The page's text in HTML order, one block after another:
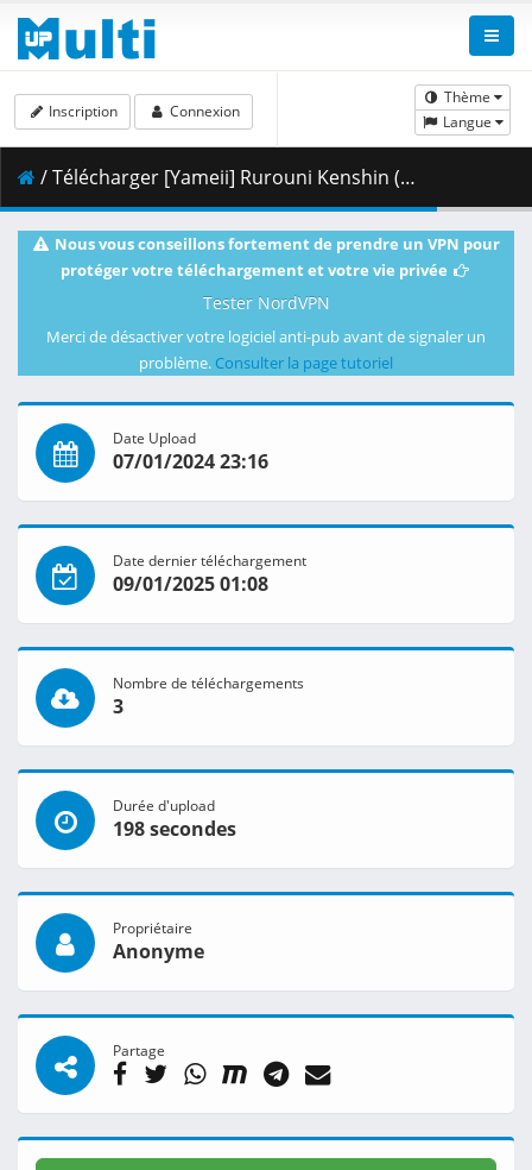
Thème
Langue
Inscription Connexion
/ Télécharger [Yameii] Rurouni Kenshin (2023) - S01E13 [English Dub] [CR WEB-DL 720p] [C261072F].mkv.002 ( 336.82 MB )
Nous vous conseillons fortement de prendre un VPN pour
protéger votre téléchargement et votre vie privée
Tester NordVPN
Merci de désactiver votre logiciel anti-pub avant de signaler un
problème. Consulter la page tutoriel
Date Upload
07/01/2024 23:16
Date dernier téléchargement
09/01/2025 01:08
Nombre de téléchargements
3
Durée d'upload
198 secondes
Propriétaire
Anonyme
Partage